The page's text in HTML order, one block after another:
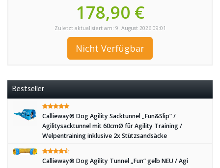
178,90 €
Zuletzt aktualisiert am: 9. August 2026 09:01
Nicht Verfügbar
Bestseller
Callieway® Dog Agility Sacktunnel „Fun&Slip“ /
Agilitysacktunnel mit 60cmØ für Agility Training /
Welpentraining inklusive 2x Stützsandsäcke
Callieway® Dog Agility Tunnel „Fun“ gelb NEU / Agi